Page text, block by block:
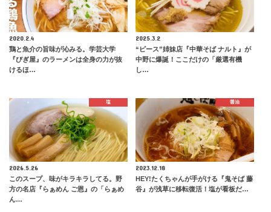
2020.2.4
鶏と魚介の旨味が沁みる。学芸大学
『びぎ屋』のラーメンは全身の力が抜
けるほ…
2025.3.2
“ピース”姉妹店『中華そば ナルト』が
中野に爆誕！ここだけの「厳選有機
し…
塩
2026.5.26
このスープ、味がキラキラしてる。野
方の名店『らぁめん ご恩』の「らぁめ
ん…
醤油
2023.12.18
HEY!たくちゃんが手がける『鬼そば 藤
谷』が浅草に移転復活！塩が看板だ…